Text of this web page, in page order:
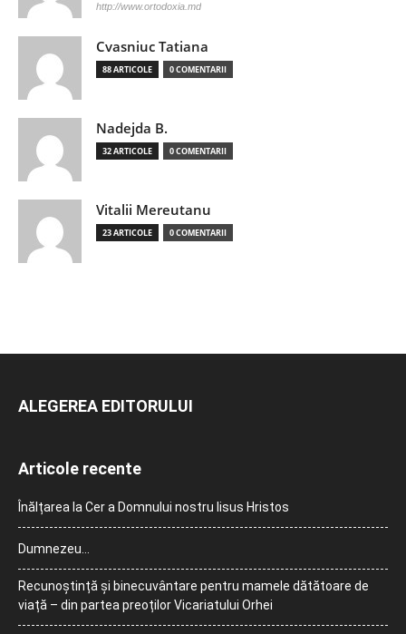
http://www.ortodoxia.md
Cvasniuc Tatiana
88 ARTICOLE 0 COMENTARII
Nadejda B.
32 ARTICOLE 0 COMENTARII
Vitalii Mereutanu
23 ARTICOLE 0 COMENTARII
ALEGEREA EDITORULUI
Articole recente
Înălțarea la Cer a Domnului nostru Iisus Hristos
Dumnezeu…
Recunoștință și binecuvântare pentru mamele dătătoare de
viață – din partea preoților Vicariatului Orhei